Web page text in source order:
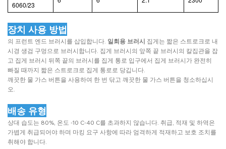
6060/23
장치 사용 방법
의 프런트 엔드 브러시를 삽입합니다. 일회용 브러시 집게는 짧은 스트로크로 내
시경 생검 구멍으로 브러시합니다. 집게 브러시의 앞쪽 끝 브러시의 칼집관을 잡
고 집게 브러시 뒤쪽 끝의 브러시를 집게 통로 입구에서 집게 브러시가 완전히
빠질 때까지 짧은 스트로크로 집게 통로로 당깁니다.
깨끗한 물 가스 버튼을 사용하여 한 번 닦고 깨끗한 물 가스 버튼을 청소하십시
오.
배송 유형
상대 습도는 80%, 온도 -10 C-40 C를 초과하지 않습니다. 취급, 적재 및 하역은
가볍게 취급되어야 하며 마킹 요구 사항에 따라 엄격하게 적재하고 보호 조치를
취해야 합니다.